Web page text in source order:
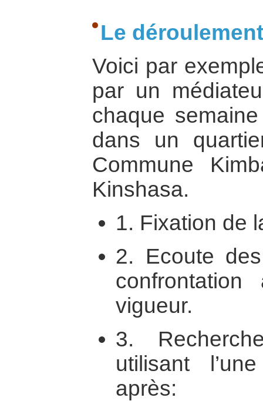
Le
Voici par
par un
chaque
dans un
Commune
Kinshasa.
1. Fixation de
2. Ecoute
vigueur.
3.
utilisant
après: